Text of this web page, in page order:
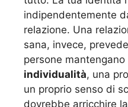
indipendentemente
relazione. Una
sana, invece,
persone mantengano
individualità, una
un proprio senso di
dovrebbe arricchire